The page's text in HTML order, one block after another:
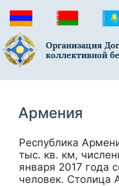
Организация
коллективной
Армения
Республика
тыс. кв. км,
января 2017 года
человек. Столица